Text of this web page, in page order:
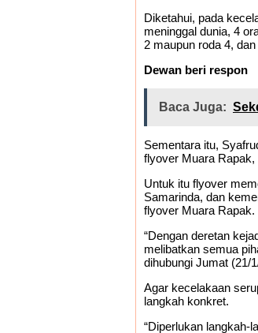
Diketahui, pada
meninggal dunia, 4
2 maupun roda 4,
Dewan beri respon
Baca Juga:
Sementara itu,
flyover Muara
Untuk itu flyover
Samarinda, dan
flyover Muara Rapak.
“Dengan deretan
melibatkan semua
dihubungi Jumat (21/
Agar kecelakaan
langkah konkret.
“Diperlukan langkah-